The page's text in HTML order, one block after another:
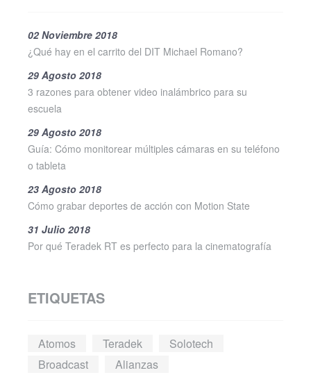
02 Noviembre 2018
¿Qué hay en el carrito del DIT Michael Romano?
29 Agosto 2018
3 razones para obtener video inalámbrico para su
escuela
29 Agosto 2018
Guía: Cómo monitorear múltiples cámaras en su teléfono
o tableta
23 Agosto 2018
Cómo grabar deportes de acción con Motion State
31 Julio 2018
Por qué Teradek RT es perfecto para la cinematografía
ETIQUETAS
Atomos Teradek
Solotech
Broadcast
Alianzas